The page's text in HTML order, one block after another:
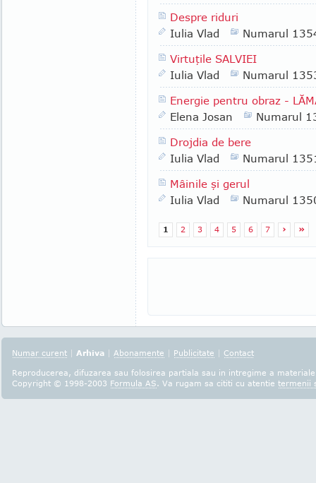
Despre riduri
Iulia Vlad
Numarul
Virtuţile SALVIEI
Iulia Vlad
Numarul
Energie pentru obraz -
Elena Josan
Numarul
Drojdia de bere
Iulia Vlad
Numarul
Mâinile şi gerul
Iulia Vlad
Numarul
1 2 3 4 5 6 7 › »
Numar curent | Arhiva | Abonamente | Publicitate | Contact
Reproducerea, difuzarea sau folosirea partiala sau in intregime a
Copyright © 1998-2003 Formula AS. Va rugam sa cititi cu atentie termenii